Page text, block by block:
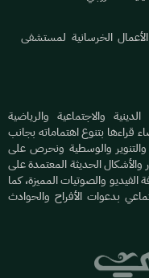
الخرسانية لمستشفى
والاجتماعية والرياضية
قراءها بتنوع اهتماماته بجانب
والتنوير والوسطية ونحرص على
والأشكال الحديثة المعتمدة على
والصوتيات المميزة، كما
بدعوات الأفراح والحوادث